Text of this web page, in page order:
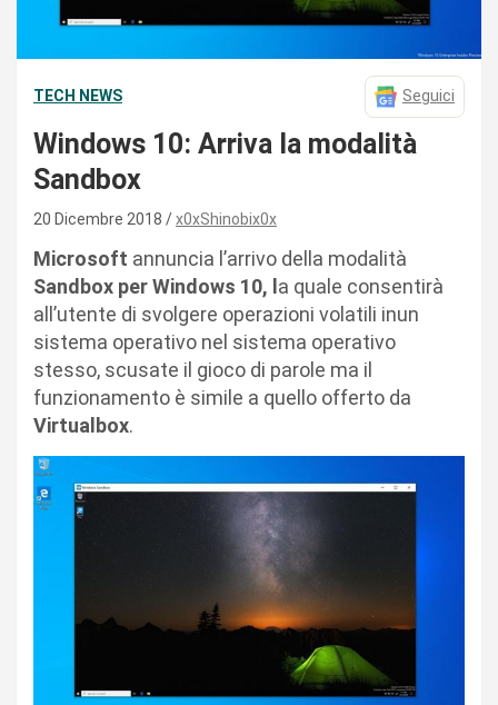
TECH NEWS Seguici
Windows 10: Arriva la modalità
Sandbox
20 Dicembre 2018 x0xShinobix0x
Microsoft annuncia l’arrivo della modalità
Sandbox per Windows 10, la quale consentirà
all’utente di svolgere operazioni volatili inun
sistema operativo nel sistema operativo
stesso, scusate il gioco di parole ma il
funzionamento è simile a quello offerto da
Virtualbox.